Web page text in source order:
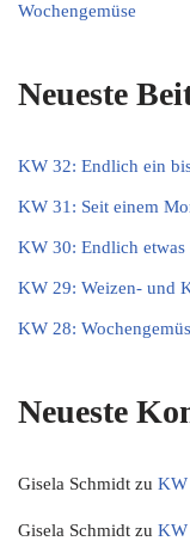
Wochengemüse
Neueste
KW 32: Endlich ein
KW 31: Seit einem
KW 30: Endlich etwas
KW 29: Weizen- und
KW 28:
Neueste
Gisela Schmidt zu KW
Gisela Schmidt zu KW